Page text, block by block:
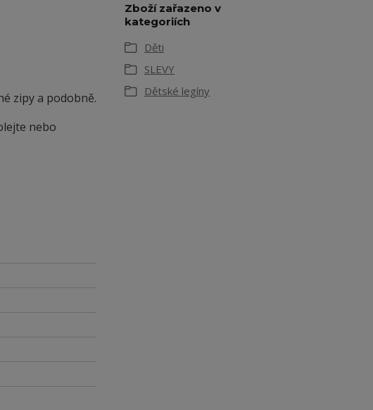
zipy a podobně.
nebo
Zboží zařazeno v
kategoriích
Děti
SLEVY
Dětské legíny